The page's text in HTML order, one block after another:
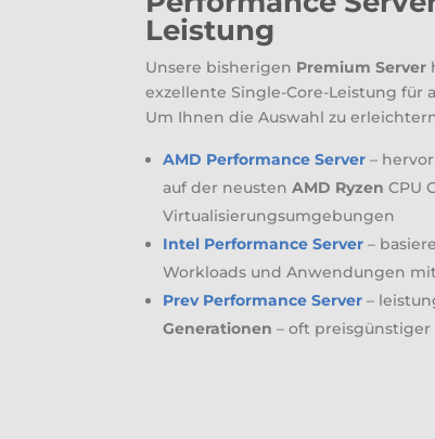
Leistung
Unsere bisherigen Premium Server
exzellente Single-Core-Leistung für
Um Ihnen die Auswahl zu
AMD Performance Server –
auf der neustenAMD Ryzen CPU
Virtualisierungsumgebungen
Intel Performance Server –
Workloads und Anwendungen
Prev Performance Server –
Generationen– oft preisgünstiger